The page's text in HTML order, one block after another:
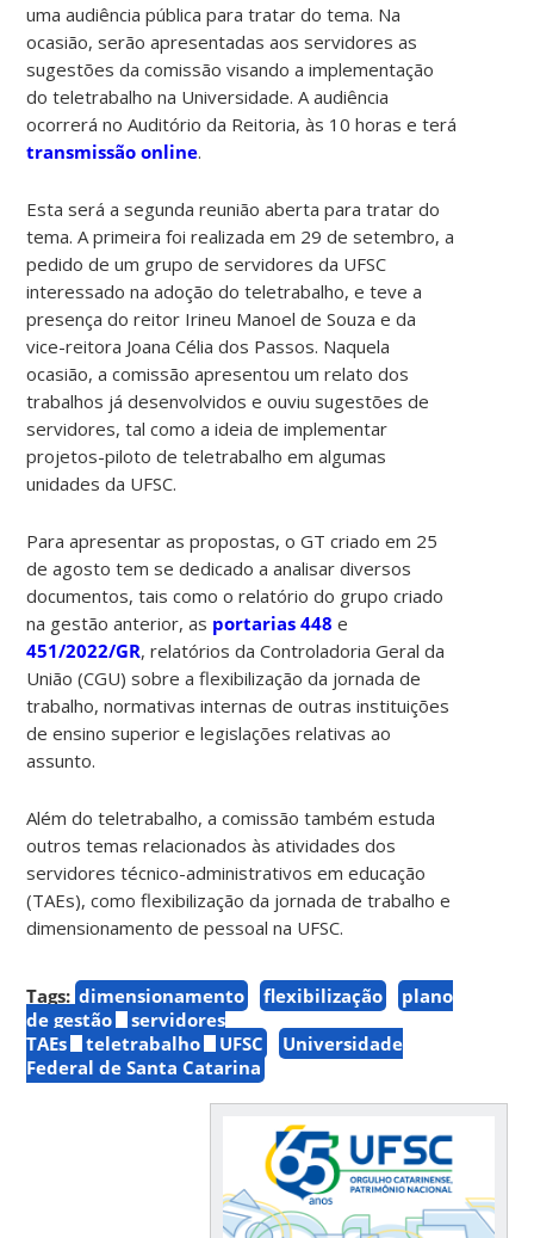
uma audiência pública para tratar do tema. Na
ocasião, serão apresentadas aos servidores as
sugestões da comissão visando a implementação
do teletrabalho na Universidade. A audiência
ocorrerá no Auditório da Reitoria, às 10 horas e terá
transmissão online.
Esta será a segunda reunião aberta para tratar do
tema. A primeira foi realizada em 29 de setembro, a
pedido de um grupo de servidores da UFSC
interessado na adoção do teletrabalho, e teve a
presença do reitor Irineu Manoel de Souza e da
vice-reitora Joana Célia dos Passos. Naquela
ocasião, a comissão apresentou um relato dos
trabalhos já desenvolvidos e ouviu sugestões de
servidores, tal como a ideia de implementar
projetos-piloto de teletrabalho em algumas
unidades da UFSC.
Para apresentar as propostas, o GT criado em 25
de agosto tem se dedicado a analisar diversos
documentos, tais como o relatório do grupo criado
na gestão anterior, as portarias 448e
451/2022/GR, relatórios da Controladoria Geral da
União (CGU) sobre a flexibilização da jornada de
trabalho, normativas internas de outras instituições
de ensino superior e legislações relativas ao
assunto.
Além do teletrabalho, a comissão também estuda
outros temas relacionados às atividades dos
servidores técnico-administrativos em educação
(TAEs), como flexibilização da jornada de trabalho e
dimensionamento de pessoal na UFSC.
Tags: dimensionamento flexibilização
plano
de gestão
servidores
TAEs
teletrabalho UFSC
Universidade
Federal de Santa Catarina